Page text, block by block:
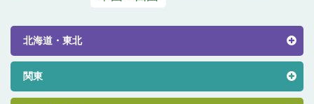
北海道・東北
関東